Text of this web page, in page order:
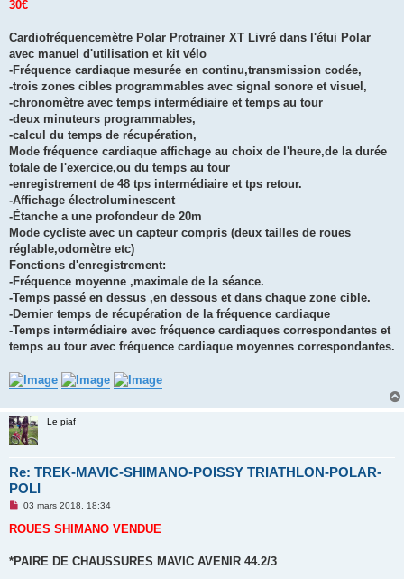
30€
Cardiofréquencemètre Polar Protrainer XT Livré dans l'étui Polar
avec manuel d'utilisation et kit vélo
-Fréquence cardiaque mesurée en continu,transmission codée,
-trois zones cibles programmables avec signal sonore et visuel,
-chronomètre avec temps intermédiaire et temps au tour
-deux minuteurs programmables,
-calcul du temps de récupération,
Mode fréquence cardiaque affichage au choix de l'heure,de la durée
totale de l'exercice,ou du temps au tour
-enregistrement de 48 tps intermédiaire et tps retour.
-Affichage électroluminescent
-Étanche a une profondeur de 20m
Mode cycliste avec un capteur compris (deux tailles de roues
réglable,odomètre etc)
Fonctions d'enregistrement:
-Fréquence moyenne ,maximale de la séance.
-Temps passé en dessus ,en dessous et dans chaque zone cible.
-Dernier temps de récupération de la fréquence cardiaque
-Temps intermédiaire avec fréquence cardiaques correspondantes et
temps au tour avec fréquence cardiaque moyennes correspondantes.
Le piaf
Re: TREK-MAVIC-SHIMANO-POISSY TRIATHLON-POLAR-
POLI
M
s
g
03 mars 2018, 18:34
ROUES SHIMANO VENDUE
*PAIRE DE CHAUSSURES MAVIC AVENIR 44.2/3